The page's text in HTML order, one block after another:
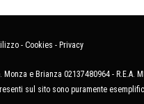
- Cookies - Privacy
e Brianza 02137480964 - R.E.A.
sul sito sono puramente